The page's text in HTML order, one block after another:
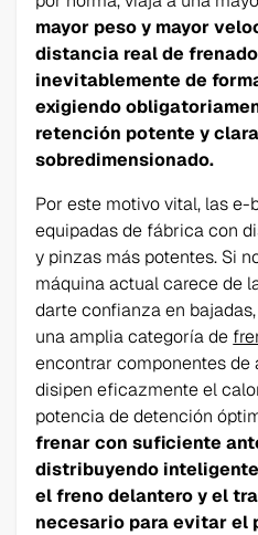
mayor peso y mayor
distancia real de
inevitablemente de
exigiendo
retención potente y
sobredimensionado.
Por este motivo vital, las e-
equipadas de fábrica con
y pinzas más potentes. Si
máquina actual carece de
darte confianza en
una amplia categoría de
encontrar componentes de
disipen eficazmente el
potencia de detención
frenar con suficiente
distribuyendo
el freno delantero y el
necesario para evitar el